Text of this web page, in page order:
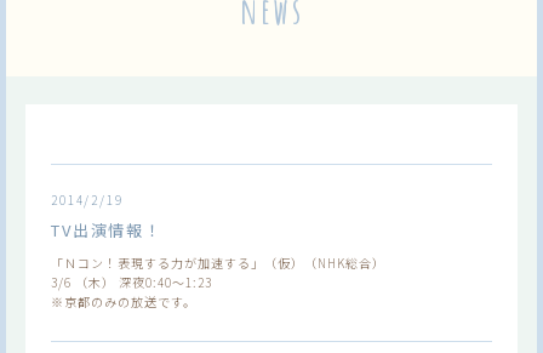
news
2014/2/19
TV出演情報！
「Ｎコン！表現する力が加速する」（仮）（NHK総合）
3/6 （木） 深夜0:40～1:23
※京都のみの放送です。